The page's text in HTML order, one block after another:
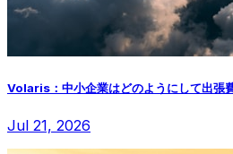
Volaris：中小企業はどのようにして出張
Jul 21, 2026